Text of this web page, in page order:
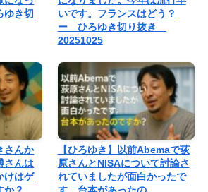
き切
いです。フランスはどう？
ー ひろゆき切り抜き
20251025
さんか
さんは
けはゲ
か？
【ひろゆき】以前Abemaで荻
原さんとNISAについて討論さ
れていましたが面白かったで
す。台本があったの…